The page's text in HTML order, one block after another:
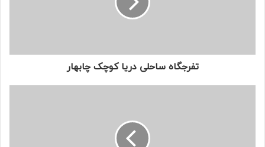
تفرجگاه ساحلی دریا کوچک چابهار